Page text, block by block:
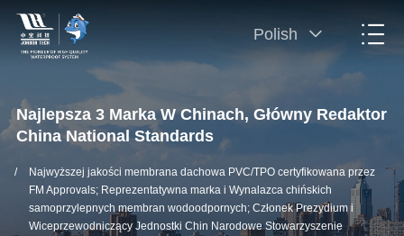
Polish
Najlepsza 3 Marka W Chinach, Główny Redaktor
China National Standards
/
Najwyższej jakości membrana dachowa PVC/TPO certyfikowana przez
FM Approvals; Reprezentatywna marka i Wynalazca chińskich
samoprzylepnych membran wodoodpornych; Członek Prezydium i
Wiceprzewodniczący Jednostki Chin Narodowe Stowarzyszenie